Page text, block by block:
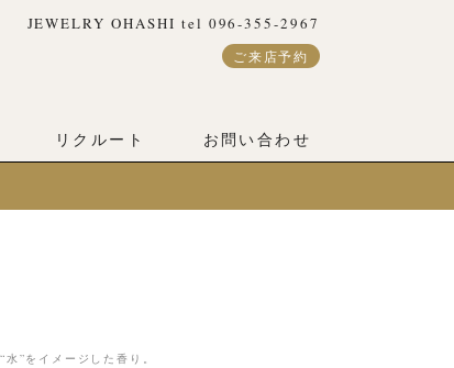
JEWELRY OHASHI tel 096-355-2967
ご来店予約
リクルート お問い合わせ
”をイメージした香り。